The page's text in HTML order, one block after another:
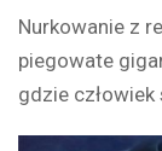
Nurkowanie z
piegowate
gdzie